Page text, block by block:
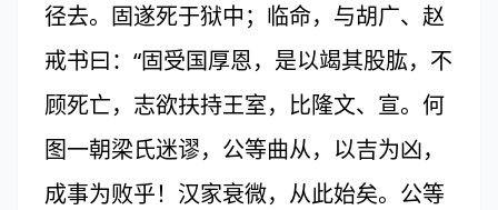
径去。固遂死于狱中；临命，与胡广、赵
戒书曰：“固受国厚恩，是以竭其股肱，不
顾死亡，志欲扶持王室，比隆文、宣。何
图一朝梁氏迷谬，公等曲从，以吉为凶，
成事为败乎！汉家衰微，从此始矣。公等